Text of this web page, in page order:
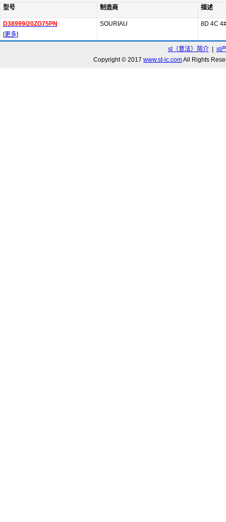
型号 制造商 描述
D38999/20ZG75PN
[更多]
SOURIAU 8D 4C
st（意法）简介| st
Copyright © 2017 www.st-ic.comAll Rights